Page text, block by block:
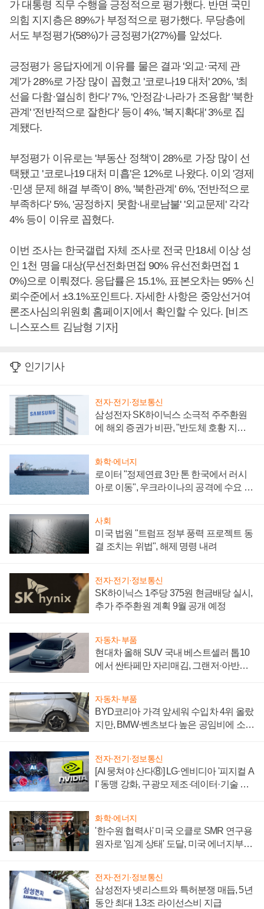
가 대통령 직무 수행을 긍정적으로 평가했다. 반면 국민
의힘 지지층은 89%가 부정적으로 평가했다. 무당층에
서도 부정평가(58%)가 긍정평가(27%)를 앞섰다.
긍정평가 응답자에게 이유를 물은 결과 '외교·국제 관
계'가 28%로 가장 많이 꼽혔고 '코로나19 대처' 20%, '최
선을 다함·열심히 한다' 7%, '안정감·나라가 조용함' '북한
관계' '전반적으로 잘한다' 등이 4%, '복지확대' 3%로 집
계됐다.
부정평가 이유로는 '부동산 정책'이 28%로 가장 많이 선
택됐고 '코로나19 대처 미흡'은 12%로 나왔다. 이외 '경제
·민생 문제 해결 부족'이 8%, '북한관계' 6%, '전반적으로
부족하다' 5%, '공정하지 못함·내로남불' '외교문제' 각각
4% 등이 이유로 꼽혔다.
이번 조사는 한국갤럽 자체 조사로 전국 만18세 이상 성
인 1천 명을 대상(무선전화면접 90% 유선전화면접 1
0%)으로 이뤄졌다. 응답률은 15.1%, 표본오차는 95% 신
뢰수준에서 ±3.1%포인트다. 자세한 사항은 중앙선거여
론조사심의위원회 홈페이지에서 확인할 수 있다. [비즈
니스포스트 김남형 기자]
인기기사
전자·전기·정보통신
삼성전자 SK하이닉스 소극적 주주환원
에 해외 증권가 비판, "반도체 호황 지속
화학·에너지
로이터 "정제연료 3만 톤 한국에서 러시
아로 이동", 우크라이나의 공격에 수요 늘
사회
미국 법원 "트럼프 정부 풍력 프로젝트 동
결 조치는 위법", 해제 명령 내려
전자·전기·정보통신
SK하이닉스 1주당 375원 현금배당 실시,
추가 주주환원 계획 9월 공개 예정
자동차·부품
현대차 올해 SUV 국내 베스트셀러 톱10
에서 싼타페만 자리매김, 그랜저·아반떼
자동차·부품
BYD코리아 가격 앞세워 수입차 4위 올랐
지만, BMW·벤츠보다 높은 공임비에 소비
전자·전기·정보통신
[AI 뭉쳐야 산다⑧] LG·엔비디아 '피지컬 A
I' 동맹 강화, 구광모 제조·데이터·기술 결
화학·에너지
'한수원 협력사' 미국 오클로 SMR 연구용
원자로 '임계 상태' 도달, 미국 에너지부
전자·전기·정보통신
삼성전자 넷리스트와 특허분쟁 매듭, 5년
동안 최대 1.3조 라이선스비 지급